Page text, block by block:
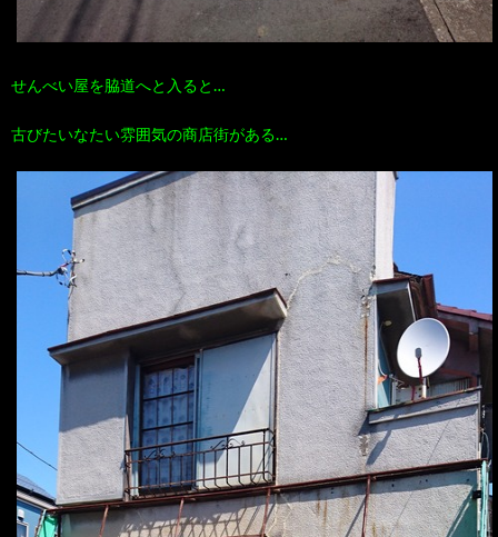
せんべい屋を脇道へと入ると…
古びたいなたい雰囲気の商店街がある…